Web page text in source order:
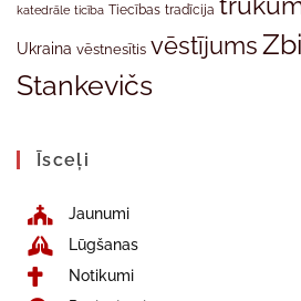
katedrāle ticība Tiecības tradīcija
Ukraina vēstnesītis vēstījums
Stankevičs
Īsceļi
Jaunumi
Lūgšanas
Notikumi